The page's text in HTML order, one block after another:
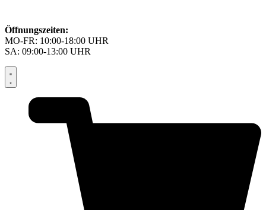
Öffnungszeiten:
MO-FR: 10:00-18:00 UHR
SA: 09:00-13:00 UHR